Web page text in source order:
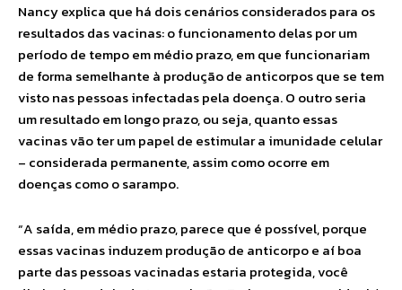
Nancy explica que há dois cenários considerados para os
resultados das vacinas: o funcionamento delas por um
período de tempo em médio prazo, em que funcionariam
de forma semelhante à produção de anticorpos que se tem
visto nas pessoas infectadas pela doença. O outro seria
um resultado em longo prazo, ou seja, quanto essas
vacinas vão ter um papel de estimular a imunidade celular
– considerada permanente, assim como ocorre em
doenças como o sarampo.
“A saída, em médio prazo, parece que é possível, porque
essas vacinas induzem produção de anticorpo e aí boa
parte das pessoas vacinadas estaria protegida, você